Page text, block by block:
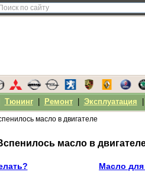
масло в двигателе
масло в
Масло для
Тюнинг| Ремонт| Эксплуатация